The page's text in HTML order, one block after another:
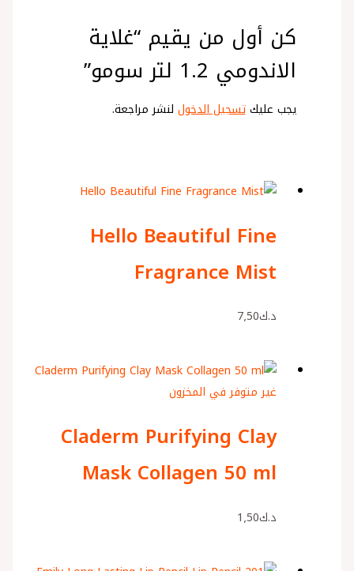
كن أول من يقيم “غلاية
الاندومي 1.2 لتر سومو”
يجب عليكتسجيل الدخول لنشر مراجعة.
Hello Beautiful Fine
Fragrance Mist
د.ك7٫50
غير متوفر في المخزون
Claderm Purifying Clay
Mask Collagen 50 ml
د.ك1٫50